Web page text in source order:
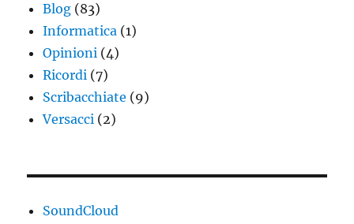
Blog (83)
Informatica (1)
Opinioni (4)
Ricordi (7)
Scribacchiate (9)
Versacci (2)
SoundCloud